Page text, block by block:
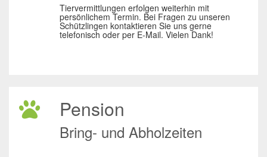
Tiervermittlungen erfolgen weiterhin mit
persönlichem Termin. Bei Fragen zu unseren
Schützlingen kontaktieren Sie uns gerne
telefonisch oder per E-Mail. Vielen Dank!
Pension
Bring- und Abholzeiten